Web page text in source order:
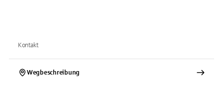
Kontakt
Wegbeschreibung